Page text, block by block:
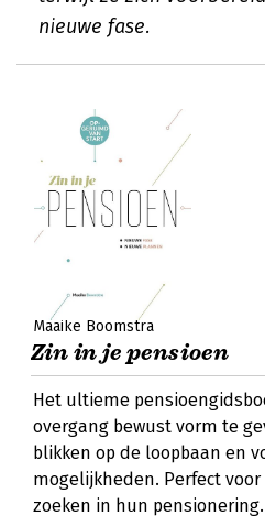
nieuwe fase.
Maaike Boomstra
Zin in je pensioen
Het ultieme
overgang bewust vorm te
blikken op de loopbaan en
mogelijkheden. Perfect
zoeken in hun pensionering.